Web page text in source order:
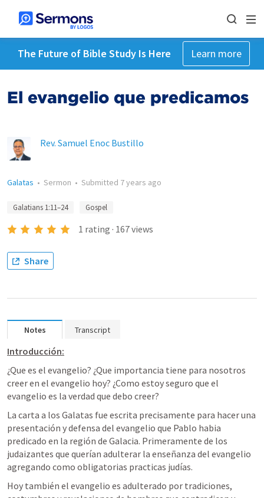
The Future of Bible Study Is Here Learn more
El evangelio que predicamos
Rev. Samuel Enoc Bustillo
Galatas • Sermon • Submitted 7 years ago
Galatians 1:11–24 Gospel
1 rating · 167views
Share
Notes Transcript
Introducción:
¿Que es el evangelio? ¿Que importancia tiene para nosotros
creer en el evangelio hoy? ¿Como estoy seguro que el
evangelio es la verdad que debo creer?
La carta a los Galatas fue escrita precisamente para hacer una
presentación y defensa del evangelio que Pablo habia
predicado en la región de Galacia. Primeramente de los
judaizantes que querían adulterar la enseñanza del evangelio
agregando como obligatorias practicas judías.
Hoy también el evangelio es adulterado por tradiciones,